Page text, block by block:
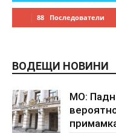
88 Последователи
ВОДЕЩИ НОВИНИ
МО: